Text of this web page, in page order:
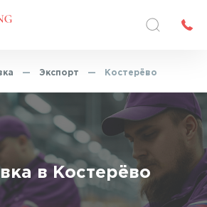
— Экспорт — Костерёво
в Костерёво